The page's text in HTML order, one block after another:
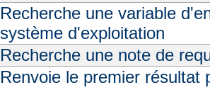
Recherche une variable
système d'exploitation
Recherche une note de
Renvoie le premier résultat